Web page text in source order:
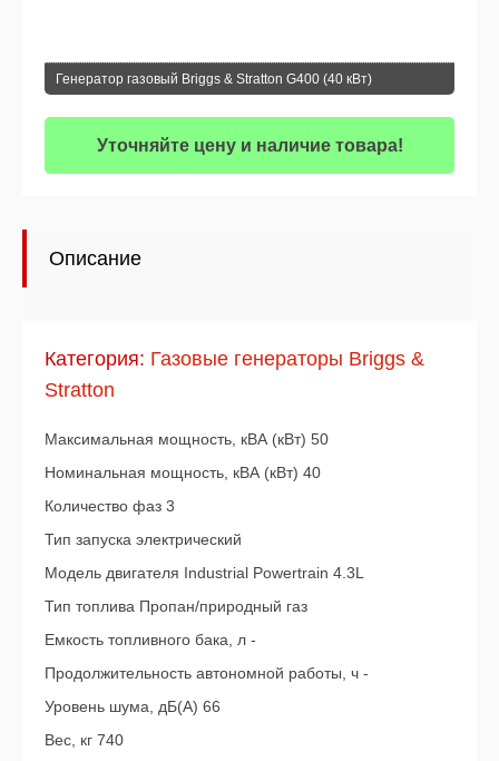
Генератор газовый Briggs & Stratton G400 (40 кВт)
Уточняйте цену и наличие товара!
Описание
Категория: Газовые генераторы Briggs &
Stratton
Максимальная мощность, кВА (кВт) 50
Номинальная мощность, кВА (кВт) 40
Количество фаз 3
Тип запуска электрический
Модель двигателя Industrial Powertrain 4.3L
Тип топлива Пропан/природный газ
Емкость топливного бака, л -
Продолжительность автономной работы, ч -
Уровень шума, дБ(А) 66
Вес, кг 740